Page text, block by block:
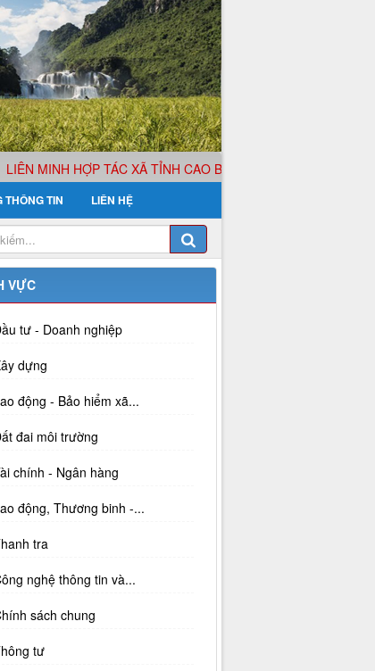
MINH HỢP TÁC XÃ TỈNH CAO BẰNG XIN KÍNH CHÀO QUÝ
THÔNG TIN LIÊN HỆ
VỰC
tư - Doanh nghiệp
dựng
động - Bảo hiểm xã...
đai môi trường
chính - Ngân hàng
động, Thương binh -...
tra
nghệ thông tin và...
sách chung
tư